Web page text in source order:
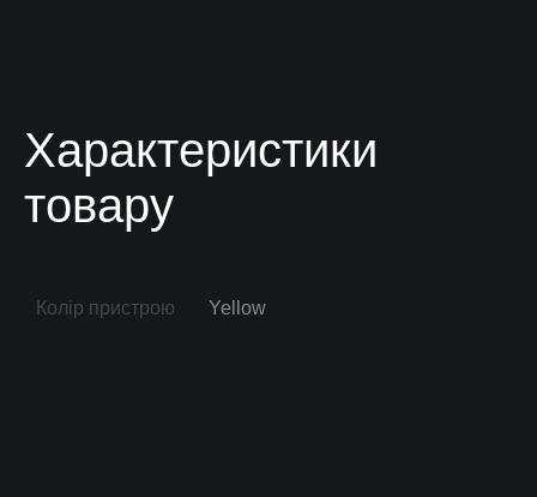
Характеристики
товару
Колір пристрою Yellow